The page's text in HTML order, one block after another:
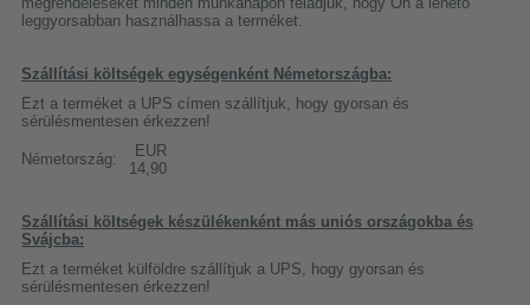
leggyorsabban használhassa a terméket.
Szállítási költségek egységenként Németországba:
Ezt a terméket a UPS címen szállítjuk, hogy gyorsan és
sérülésmentesen érkezzen!
Németország:
EUR
14,90
Szállítási költségek készülékenként más uniós országokba és
Svájcba:
Ezt a terméket külföldre szállítjuk a UPS, hogy gyorsan és
sérülésmentesen érkezzen!